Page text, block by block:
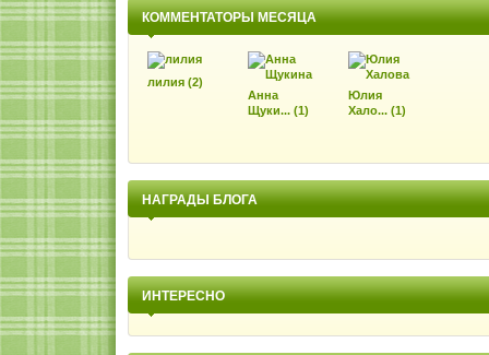
КОММЕНТАТОРЫ МЕСЯЦА
лилия (2)
Анна
Щуки... (1)
Юлия
Хало... (1)
НАГРАДЫ БЛОГА
ИНТЕРЕСНО